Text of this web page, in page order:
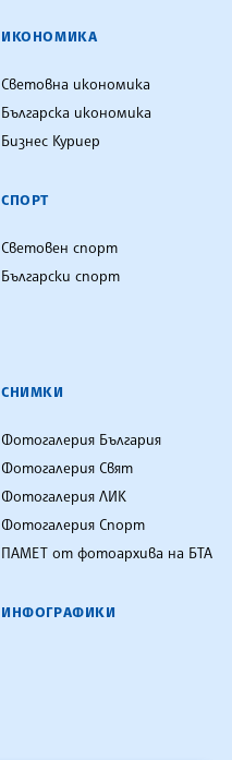
ИКОНОМИКА
Световна икономика
Българска икономика
Бизнес Куриер
СПОРТ
Световен спорт
Български спорт
СНИМКИ
Фотогалерия България
Фотогалерия Свят
Фотогалерия ЛИК
Фотогалерия Спорт
ПАМЕТ от фотоархива на БТА
ИНФОГРАФИКИ